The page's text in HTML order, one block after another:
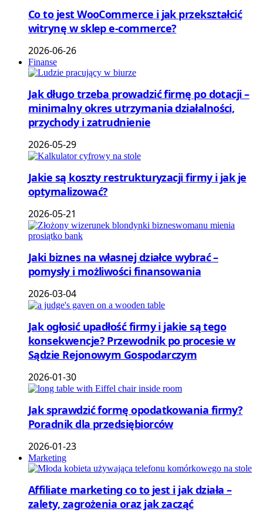
Co to jest WooCommerce i jak przekształcić
witrynę w sklep e-commerce?
2026-06-26
Finanse
Jak długo trzeba prowadzić firmę po dotacji –
minimalny okres utrzymania działalności,
przychody i zatrudnienie
2026-05-29
Jakie są koszty restrukturyzacji firmy i jak je
optymalizować?
2026-05-21
Jaki biznes na własnej działce wybrać –
pomysły i możliwości finansowania
2026-03-04
Jak ogłosić upadłość firmy i jakie są tego
konsekwencje? Przewodnik po procesie w
Sądzie Rejonowym Gospodarczym
2026-01-30
Jak sprawdzić formę opodatkowania firmy?
Poradnik dla przedsiębiorców
2026-01-23
Marketing
Affiliate marketing co to jest i jak działa –
zalety, zagrożenia oraz jak zacząć